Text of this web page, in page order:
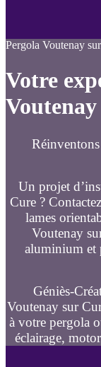
Pergola Voutenay
Votre
Un projet
Cure ?
lames
Voutenay
aluminium et
Géniès-
Voutenay sur
à votre pergola
éclairage,